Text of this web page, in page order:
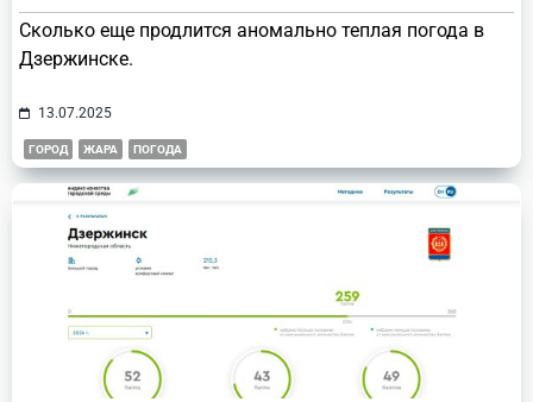
Сколько еще продлится аномально теплая погода в
Дзержинске.
13.07.2025
ГОРОД ЖАРА ПОГОДА